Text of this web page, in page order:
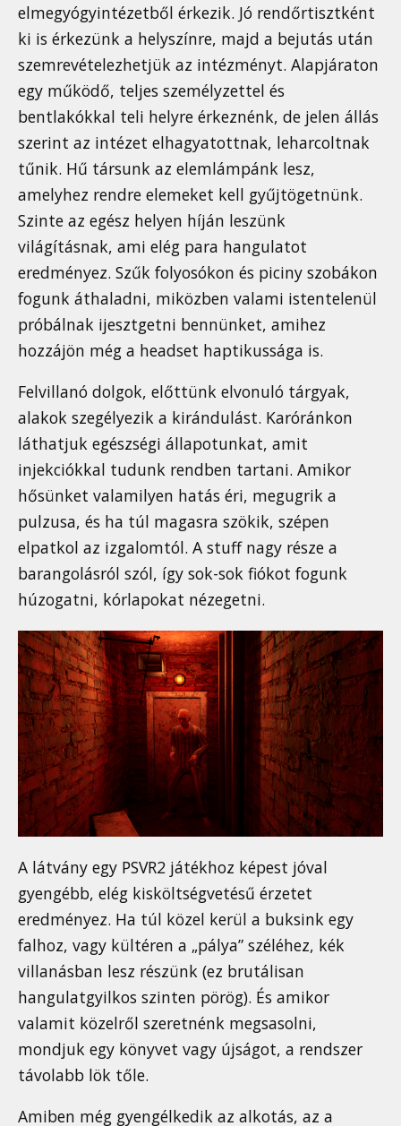
elmegyógyintézetből érkezik. Jó rendőrtisztként
ki is érkezünk a helyszínre, majd a bejutás után
szemrevételezhetjük az intézményt. Alapjáraton
egy működő, teljes személyzettel és
bentlakókkal teli helyre érkeznénk, de jelen állás
szerint az intézet elhagyatottnak, leharcoltnak
tűnik. Hű társunk az elemlámpánk lesz,
amelyhez rendre elemeket kell gyűjtögetnünk.
Szinte az egész helyen híján leszünk
világításnak, ami elég para hangulatot
eredményez. Szűk folyosókon és piciny szobákon
fogunk áthaladni, miközben valami istentelenül
próbálnak ijesztgetni bennünket, amihez
hozzájön még a headset haptikussága is.
Felvillanó dolgok, előttünk elvonuló tárgyak,
alakok szegélyezik a kirándulást. Karóránkon
láthatjuk egészségi állapotunkat, amit
injekciókkal tudunk rendben tartani. Amikor
hősünket valamilyen hatás éri, megugrik a
pulzusa, és ha túl magasra szökik, szépen
elpatkol az izgalomtól. A stuff nagy része a
barangolásról szól, így sok-sok fiókot fogunk
húzogatni, kórlapokat nézegetni.
A látvány egy PSVR2 játékhoz képest jóval
gyengébb, elég kisköltségvetésű érzetet
eredményez. Ha túl közel kerül a buksink egy
falhoz, vagy kültéren a „pálya” széléhez, kék
villanásban lesz részünk (ez brutálisan
hangulatgyilkos szinten pörög). És amikor
valamit közelről szeretnénk megsasolni,
mondjuk egy könyvet vagy újságot, a rendszer
távolabb lök tőle.
Amiben még gyengélkedik az alkotás, az a